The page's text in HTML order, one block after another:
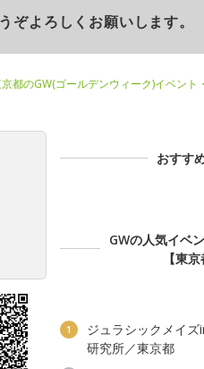
よろしくお願いします。
都のGW(ゴールデンウィーク)イベント
おすす
GWの人気イベ
【東京
1
ジュラシックメイ
研究所／東京都